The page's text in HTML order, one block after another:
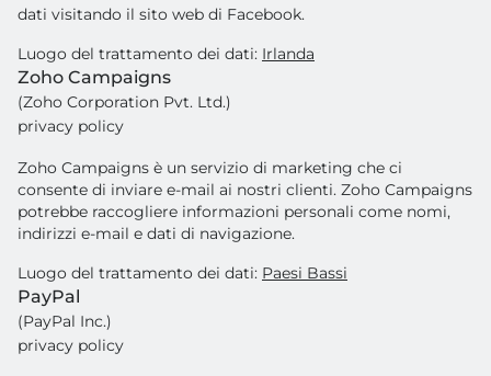
dati visitando il sito web di Facebook.
Luogo del trattamento dei dati: Irlanda
Zoho Campaigns
(Zoho Corporation Pvt. Ltd.)
privacy policy
Zoho Campaigns è un servizio di marketing che ci
consente di inviare e-mail ai nostri clienti. Zoho Campaigns
potrebbe raccogliere informazioni personali come nomi,
indirizzi e-mail e dati di navigazione.
Luogo del trattamento dei dati: Paesi Bassi
PayPal
(PayPal Inc.)
privacy policy